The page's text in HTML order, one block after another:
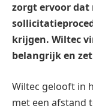
zorgt ervoor dat
krijgen. Wiltec
belangrijk en
Wiltec gelooft in
met een afstand